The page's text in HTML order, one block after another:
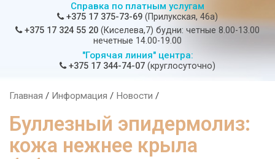
Справка по платным услугам
+375 17 375-73-69 (Прилукская, 46а)
+375 17 324 55 20 (Киселева,7) будни: четные 8.00-13.00
нечетные 14.00-19.00
"Горячая линия" центра:
+375 17 344-74-07 (круглосуточно)
Главная / Информация / Новости /
Буллезный эпидермолиз:
кожа нежнее крыла